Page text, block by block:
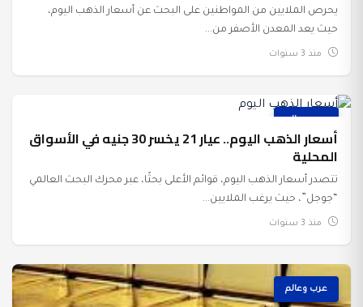
يحرص الملايين من المواطنين على البحث عن أسعار الذهب اليوم،
حيث يعد المعدن الأصفر من...
منذ 3 سنوات
عرب وعالم
أسعار الذهب اليوم.. عيار 21 يخسر 30 جنيه في الأسواق
المحلية
تتصدر أسعار الذهب اليوم، قوائم الأعلى بحثًا، عبر محرك البحث العالمي
“جوجل”، حيث يرغب الملايين...
منذ 3 سنوات
عرب وعالم